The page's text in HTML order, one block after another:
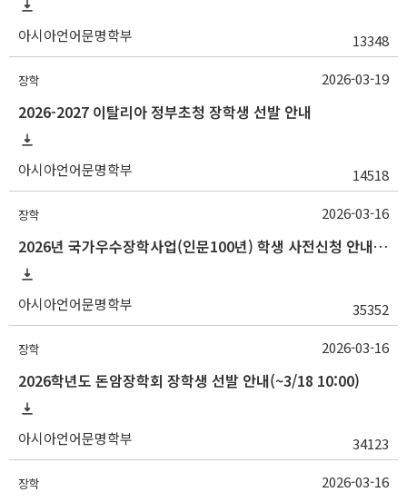
아시아언어문명학부 13348
장학
2026-2027 이탈리아 정부초청 장학생 선발 안내
아시아언어문명학부 14518
2026-03-19
장학
2026년 국가우수장학사업(인문100년) 학생 사전신청 안내(~3/25 18:00)
아시아언어문명학부 35352
2026-03-16
장학
2026학년도 돈암장학회 장학생 선발 안내(~3/18 10:00)
아시아언어문명학부 34123
2026-03-16
장학 2026-03-16